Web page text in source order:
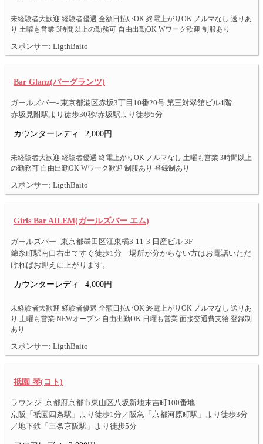
未経験者大歓迎 経験者優遇 全額日払いOK 終電上がりOK ノルマなし 送りあ
り 土曜も営業 3時間以上の勤務可 自由出勤OK Wワーク歓迎 制服あり
スポンサー: LigthBaito
Bar Glanz(バーグランツ)
ガールズバー- 東京都港区赤坂3丁目10番20号 第三対翠館ビル4階
赤坂見附駅より徒歩30秒/赤坂駅より徒歩5分
カウンターレディ 2,000円
未経験者大歓迎 経験者優遇 終電上がりOK ノルマなし 土曜も営業 3時間以上
の勤務可 自由出勤OK Wワーク歓迎 制服あり 登録制あり
スポンサー: LigthBaito
Girls Bar AILEM(ガールズバー エム)
ガールズバー- 東京都墨田区江東橋3-11-3 日産ビル 3F
錦糸町駅南口右出てすぐ徒歩1分 場所が分からない方はお電話いただ
ければお迎えに上がります。
カウンターレディ 4,000円
未経験者大歓迎 経験者優遇 全額日払いOK 終電上がりOK ノルマなし 送りあ
り 土曜も営業 NEWオープン 自由出勤OK 日曜も営業 面接交通費支給 登録制
あり
スポンサー: LigthBaito
祇園 琴(コト)
ラウンジ- 京都府京都市東山区八坂新地末吉町100番地
京阪「祇園四条駅」より徒歩1分／阪急「京都河原町駅」より徒歩3分
／地下鉄「三条京阪駅」より徒歩5分